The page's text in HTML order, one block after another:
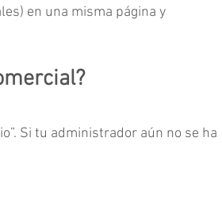
en una misma página y
Si tu administrador aún no se ha